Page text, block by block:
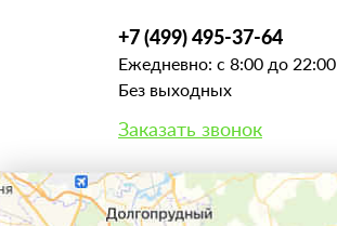
+7 (499) 495-37-64
Ежедневно: с 8:00 до 22:00
Без выходных
Заказать звонок